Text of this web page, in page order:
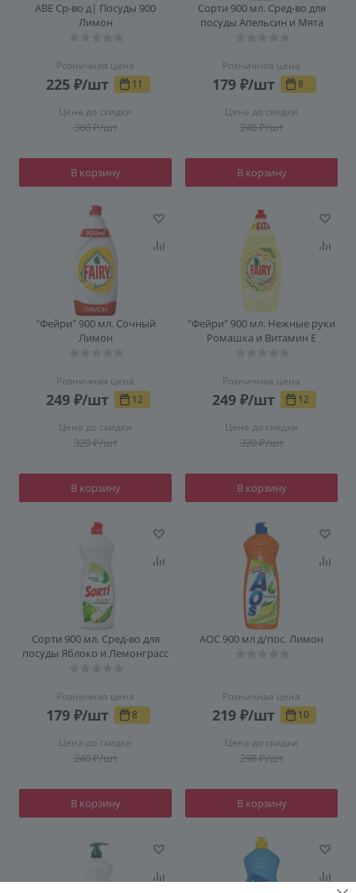
АВЕ Ср-во д| Посуды 900
Лимон
Розничная цена
225 ₽/шт 11
Цена до скидки
360₽/шт
В корзину
Сорти 900 мл. Сред-во для
посуды Апельсин и Мята
Розничная цена
179 ₽/шт 8
Цена до скидки
240₽/шт
В корзину
"Фейри" 900 мл. Сочный
Лимон
Розничная цена
249 ₽/шт 12
Цена до скидки
320₽/шт
В корзину
"Фейри" 900 мл. Нежные руки
Ромашка и Витамин Е
Розничная цена
249 ₽/шт 12
Цена до скидки
320₽/шт
В корзину
Сорти 900 мл. Сред-во для
посуды Яблоко и Лемонграсс
Розничная цена
179 ₽/шт 8
Цена до скидки
240₽/шт
В корзину
АОС 900 мл д/пос. Лимон
Розничная цена
219 ₽/шт 10
Цена до скидки
298₽/шт
В корзину